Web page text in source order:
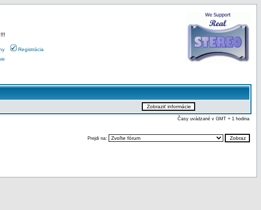
Registrácia
Časy uvádzané v GMT + 1 hodina
Prejdi na: